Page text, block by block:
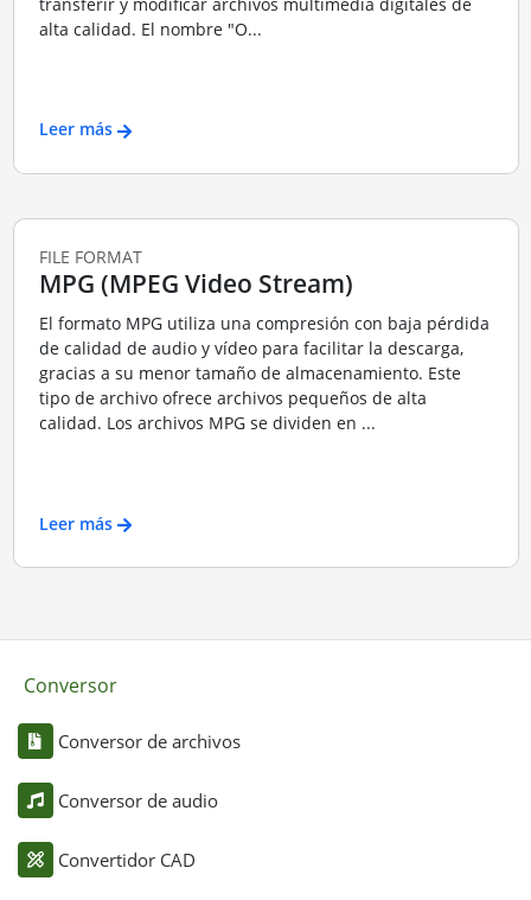
alta calidad. El nombre "O...
Leer más
FILE FORMAT
MPG (MPEG Video Stream)
El formato MPG utiliza una compresión con baja pérdida
de calidad de audio y vídeo para facilitar la descarga,
gracias a su menor tamaño de almacenamiento. Este
tipo de archivo ofrece archivos pequeños de alta
calidad. Los archivos MPG se dividen en ...
Leer más
Conversor
Conversor de archivos
Conversor de audio
Convertidor CAD